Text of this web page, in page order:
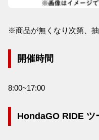
※商品が無くなり次第、抽
開催時間
8:00~17:00
HondaGO RIDE ツ